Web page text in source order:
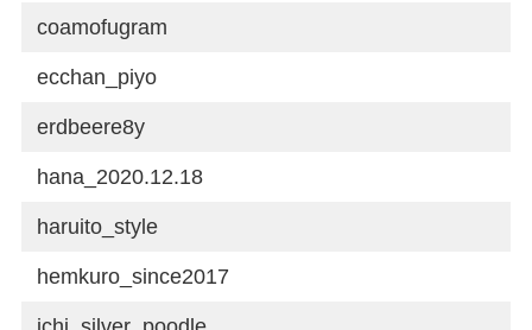
coamofugram
ecchan_piyo
erdbeere8y
hana_2020.12.18
haruito_style
hemkuro_since2017